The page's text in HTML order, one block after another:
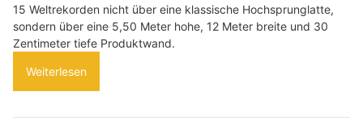
15 Weltrekorden nicht über eine klassische Hochsprunglatte,
sondern über eine 5,50 Meter hohe, 12 Meter breite und 30
Zentimeter tiefe Produktwand.
Weiterlesen